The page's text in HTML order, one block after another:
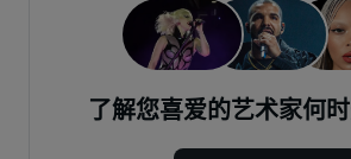
了解您喜爱的艺术家何